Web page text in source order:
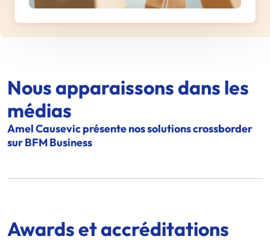
Nous apparaissons dans les
médias
Amel Causevic présente nos solutions crossborder
sur BFM Business
Awards et accréditations